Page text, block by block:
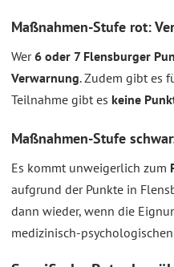
Maßnahmen-Stufe rot:
Wer6 oder 7 Flensburger
Verwarnung. Zudem gibt es
Teilnahme gibt es keine
Maßnahmen-Stufe
Es kommt unweigerlich zum
aufgrund der Punkte in
dann wieder, wenn die
medizinisch-